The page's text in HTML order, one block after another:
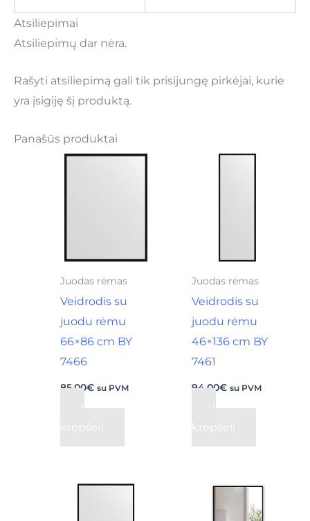
Atsiliepimai
Atsiliepimų dar nėra.
Rašyti atsiliepimą gali tik prisijungę pirkėjai, kurie
yra įsigiję šį produktą.
Panašūs produktai
Juodas rėmas
Veidrodis su
juodu rėmu
66×86 cm BY
7466
85,00€ su PVM
Į
krepšelį
Juodas rėmas
Veidrodis su
juodu rėmu
46×136 cm BY
7461
94,00€ su PVM
Į
krepšelį